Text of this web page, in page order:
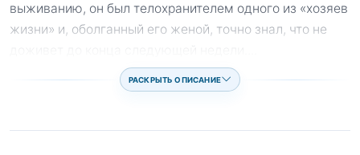
выживанию, он был телохранителем одного из «хозяев
жизни» и, оболганный его женой, точно знал, что не
РАСКРЫТЬ ОПИСАНИЕ